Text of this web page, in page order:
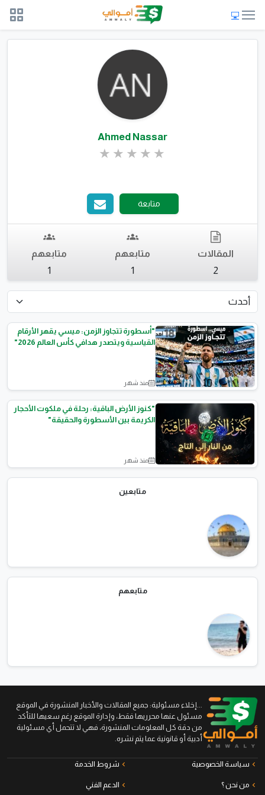
Ahmed Nassar
متابعة
المقالات
2
متابعهم
1
متابعهم
1
متابعين
متابعهم
أخبار الرياضة
"أسطورة تتجاوز الزمن: ميسي يقهر الأرقام
القياسية ويتصدر هدافي كأس العالم 2026"
منذ شهر
الأحجار الكريمة
"كنوز الأرض الباقية: رحلة في ملكوت الأحجار
الكريمة بين الأسطورة والحقيقة"
منذ شهر
...إخلاء مسئولية: جميع المقالات والأخبار المنشورة في الموقع
مسئول عنها محرريها فقط، وإدارة الموقع رغم سعيها للتأكد
من دقة كل المعلومات المنشورة، فهي لا تتحمل أي مسئولية
أدبية أو قانونية عما يتم نشره.
سياسة الخصوصية شروط الخدمة
من نحن ؟ الدعم الفني